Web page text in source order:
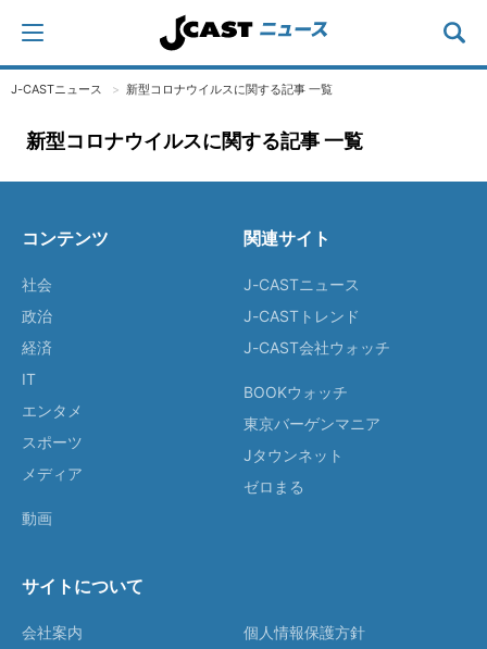
J-CASTニュース 新型コロナウイルスに関する記事 一覧
新型コロナウイルスに関する記事 一覧
コンテンツ
社会
政治
経済
IT
エンタメ
スポーツ
メディア
動画
関連サイト
J-CASTニュース
J-CASTトレンド
J-CAST会社ウォッチ
BOOKウォッチ
東京バーゲンマニア
Jタウンネット
ゼロまる
サイトについて
会社案内
個人情報保護方針